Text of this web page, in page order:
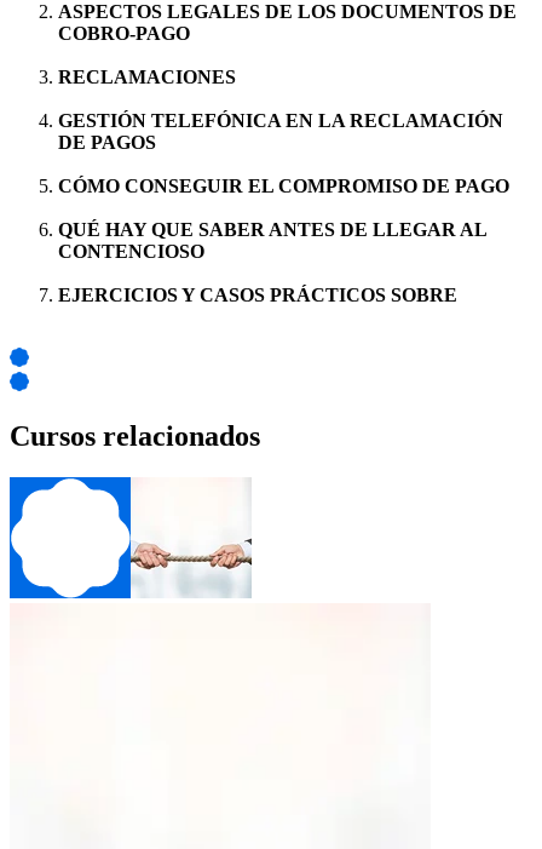
ASPECTOS LEGALES DE LOS DOCUMENTOS DE
COBRO-PAGO
RECLAMACIONES
GESTIÓN TELEFÓNICA EN LA RECLAMACIÓN
DE PAGOS
CÓMO CONSEGUIR EL COMPROMISO DE PAGO
QUÉ HAY QUE SABER ANTES DE LLEGAR AL
CONTENCIOSO
EJERCICIOS Y CASOS PRÁCTICOS SOBRE
Cursos relacionados